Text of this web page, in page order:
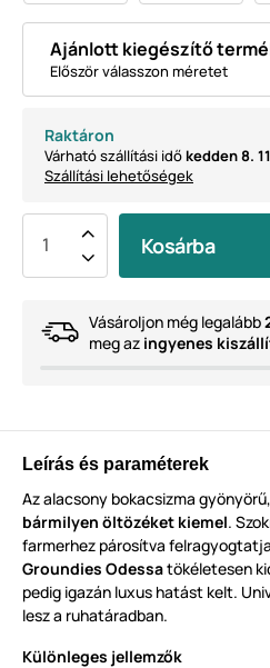
Ajánlott kiegészítő
Először válasszon méretet
Raktáron
Várható szállítási időkedden 8.
Szállítási lehetőségek
Kosárba
Vásároljon még legalább
meg az ingyenes
Leírás és paraméterek
Az alacsony bokacsizma
bármilyen öltözéket kiemel.
farmerhez párosítva
Groundies Odessatökéletesen
pedig igazán luxus hatást kelt.
lesz a ruhatáradban.
Különleges jellemzők